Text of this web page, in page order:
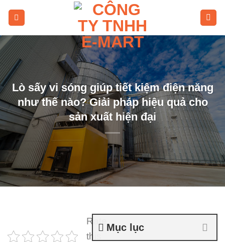
Lò sấy vi sóng giúp tiết kiệm điện năng
như thế nào? Giải pháp hiệu quả cho
sản xuất hiện đại
Mục lục
Rate
this